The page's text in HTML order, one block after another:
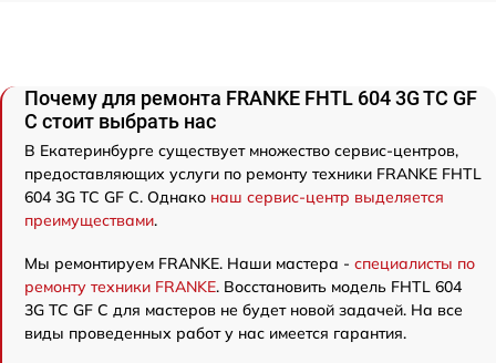
Почему для ремонта FRANKE FHTL 604 3G TC GF
C стоит выбрать нас
В Екатеринбурге существует множество сервис-центров,
предоставляющих услуги по ремонту техники FRANKE FHTL
604 3G TC GF C. Однако наш сервис-центр выделяется
преимуществами.
Мы ремонтируем FRANKE. Наши мастера - специалисты по
ремонту техники FRANKE. Восстановить модель FHTL 604
3G TC GF C для мастеров не будет новой задачей. На все
виды проведенных работ у нас имеется гарантия.